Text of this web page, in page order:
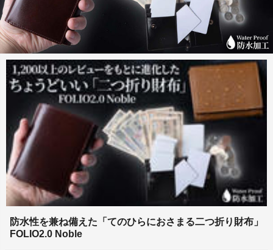
防水性を兼ね備えた「てのひらにおさまる二つ折り財布」
FOLIO2.0 Noble